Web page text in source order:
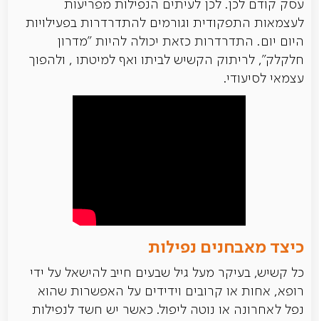
עסק קודם לכן. לכן לעיתים הנפילות מפריעות
לעצמאות התפקודית וגורמים להתדרדרות בפעילויות
היום יום. התדרדרות כזאת יכולה להיות "מדרון
חלקלק", לריתוק הקשיש לביתו ואף למיטתו , ולהפוך
עצמאי לסיעודי.
כיצד מאבחנים נפילות
כל קשיש, בעיקר מעל גיל שבעים חייב להישאל על ידי
רופא, אחות או קרובים וידידים על האפשרות שהוא
נפל לאחרונה או נוטה ליפול. כאשר יש חשד לנפילות